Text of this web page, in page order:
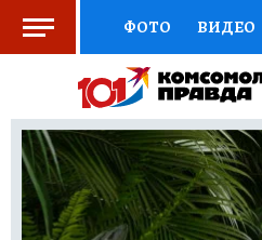
ФОТО ВИДЕО
ВЫБОР
КНИЖНАЯ ПОЛКА